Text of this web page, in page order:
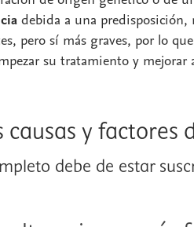
debida a una predisposición,
pero sí más graves, por lo
su tratamiento y
causas y factores
debe de estar